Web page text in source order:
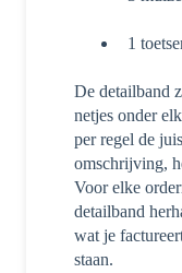
1
De detailband
netjes onder
per regel de
omschrijving,
Voor elke
detailband
wat je
staan.